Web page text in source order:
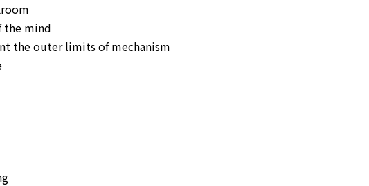
the mind
the outer limits of mechanism